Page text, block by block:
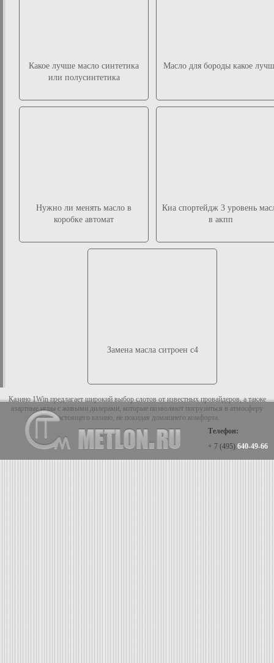
Какое лучше масло синтетика
или полусинтетика
Масло для бороды какое
Нужно ли менять масло в
коробке автомат
Киа спортейдж 3 уровень
в акпп
Замена масла ситроен с4
Казино 1Win предлагает широкий выбор слотов от известных провайдеров, а также
азартные игры с живыми дилерами, которые позволяют погрузиться в атмосферу
настоящего казино, не покидая домашнего комфорта.
Телефон:
+ 7 (495) 640-49-66